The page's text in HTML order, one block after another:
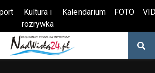
Kultura i
rozrywka
Kalendarium FOTO